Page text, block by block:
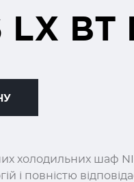
LX BT
холодильних шаф
і повністю